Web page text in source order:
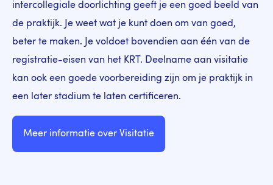
intercollegiale doorlichting geeft je een goed beeld van
de praktijk. Je weet wat je kunt doen om van goed,
beter te maken. Je voldoet bovendien aan één van de
registratie-eisen van het KRT. Deelname aan visitatie
kan ook een goede voorbereiding zijn om je praktijk in
een later stadium te laten certificeren.
Meer informatie over Visitatie